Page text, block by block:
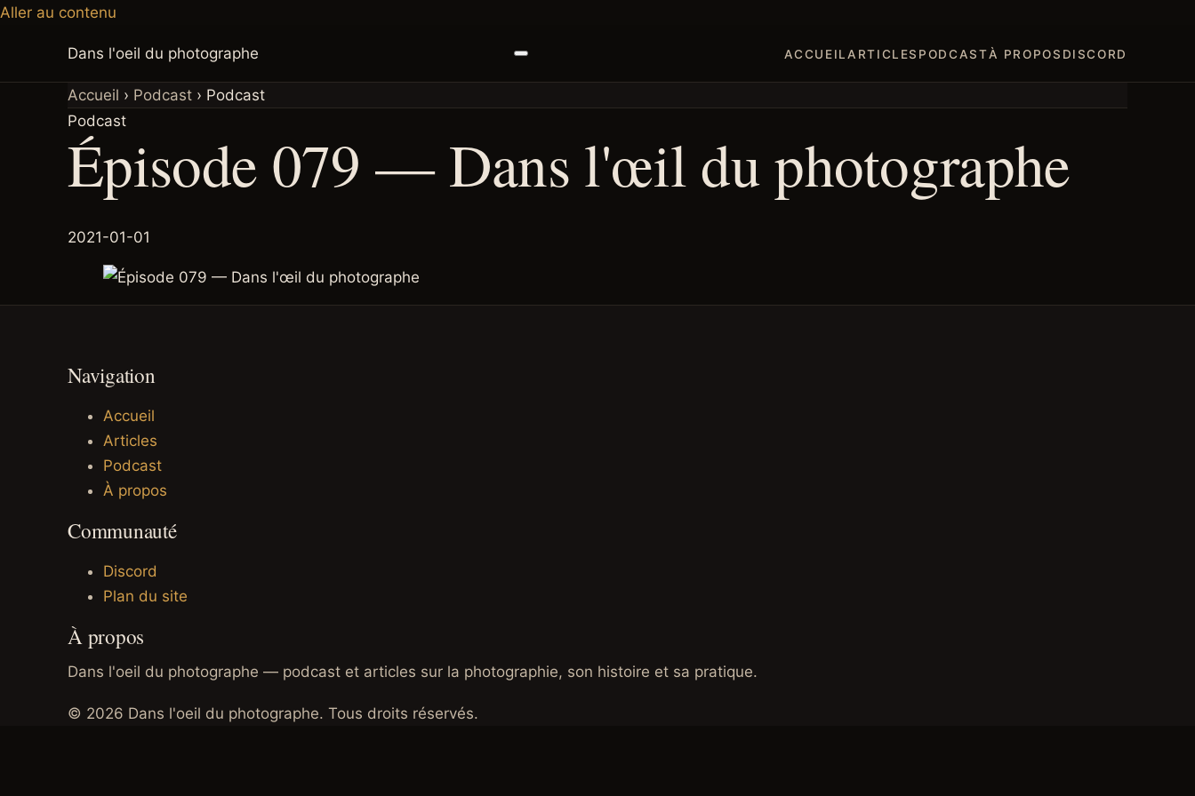
Aller au contenu
Dans l'oeil du photographe ACCUEILARTICLES PODCASTÀ PROPOS DISCORD
Accueil › Podcast › Podcast
Podcast
Épisode 079 — Dans l'œil du photographe
2021-01-01
Navigation
Accueil
Articles
Podcast
À propos
Communauté
Discord
Plan du site
À propos
Dans l'oeil du photographe — podcast et articles sur la photographie, son histoire et sa pratique.
© 2026 Dans l'oeil du photographe. Tous droits réservés.